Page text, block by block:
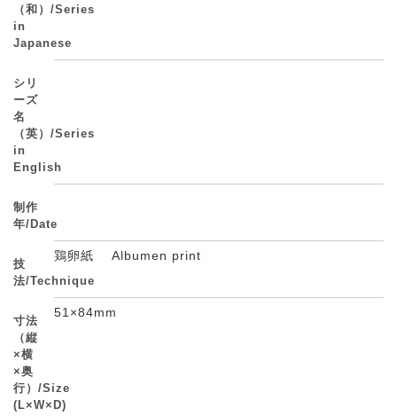
（和）/Series
in
Japanese
シリ
ーズ
名
（英）/Series
in
English
制作
年/Date
技
法/Technique
鶏卵紙 Albumen print
寸法
（縦
×横
×奥
行）/Size
(L×W×D)
51×84mm